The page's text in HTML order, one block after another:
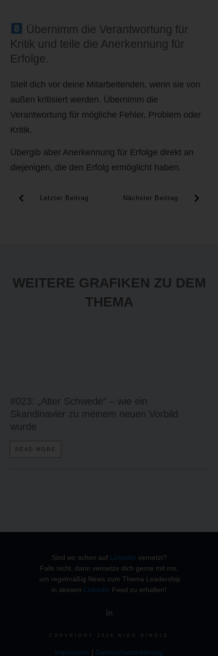
Übernimm die Verantwortung für
Kritik und teile die Anerkennung für
Erfolge.
Stell dich vor deine Mitarbeitenden, wenn sie von
außen kritisiert werden. Übernimm die
Verantwortung für mögliche Fehler, Problem oder
Kritik.
Übergib aber Anerkennung für Erfolge direkt an
diejenigen, die den Erfolg ermöglicht haben.
Letzter Beitrag Nächster Beitrag
WEITERE GRAFIKEN ZU DEM
THEMA
#023: „Alter Schwede“ – wie ein
Skandinavier zu meinem neuen Vorbild
wurde
READ MORE
Sind wir schon auf LinkedIn vernetzt?
Falls nicht, dann vernetze dich gerne mit mir,
um regelmäßig News zum Thema Leadership
in deinem LinkedIn Feed zu erhalten!
COPYRIGHT 2026 NIKO SINGLE
Impressum | Datenschutzerklärung